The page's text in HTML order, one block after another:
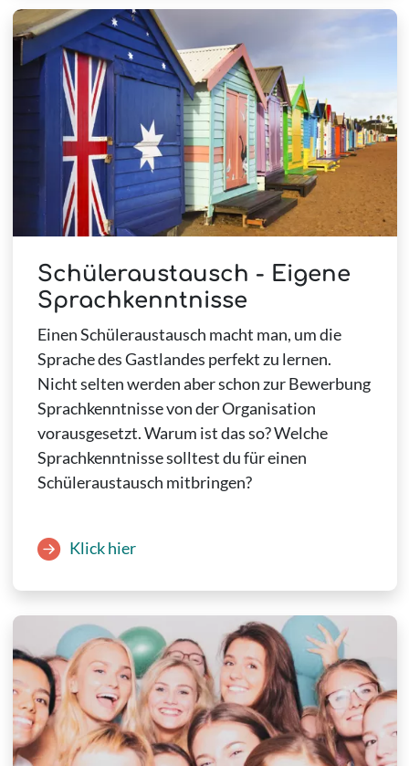
Schüleraustausch - Eigene
Sprachkenntnisse
Einen Schüleraustausch macht man, um die
Sprache des Gastlandes perfekt zu lernen.
Nicht selten werden aber schon zur Bewerbung
Sprachkenntnisse von der Organisation
vorausgesetzt. Warum ist das so? Welche
Sprachkenntnisse solltest du für einen
Schüleraustausch mitbringen?
Klick hier